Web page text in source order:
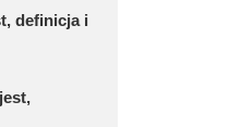
definicja i